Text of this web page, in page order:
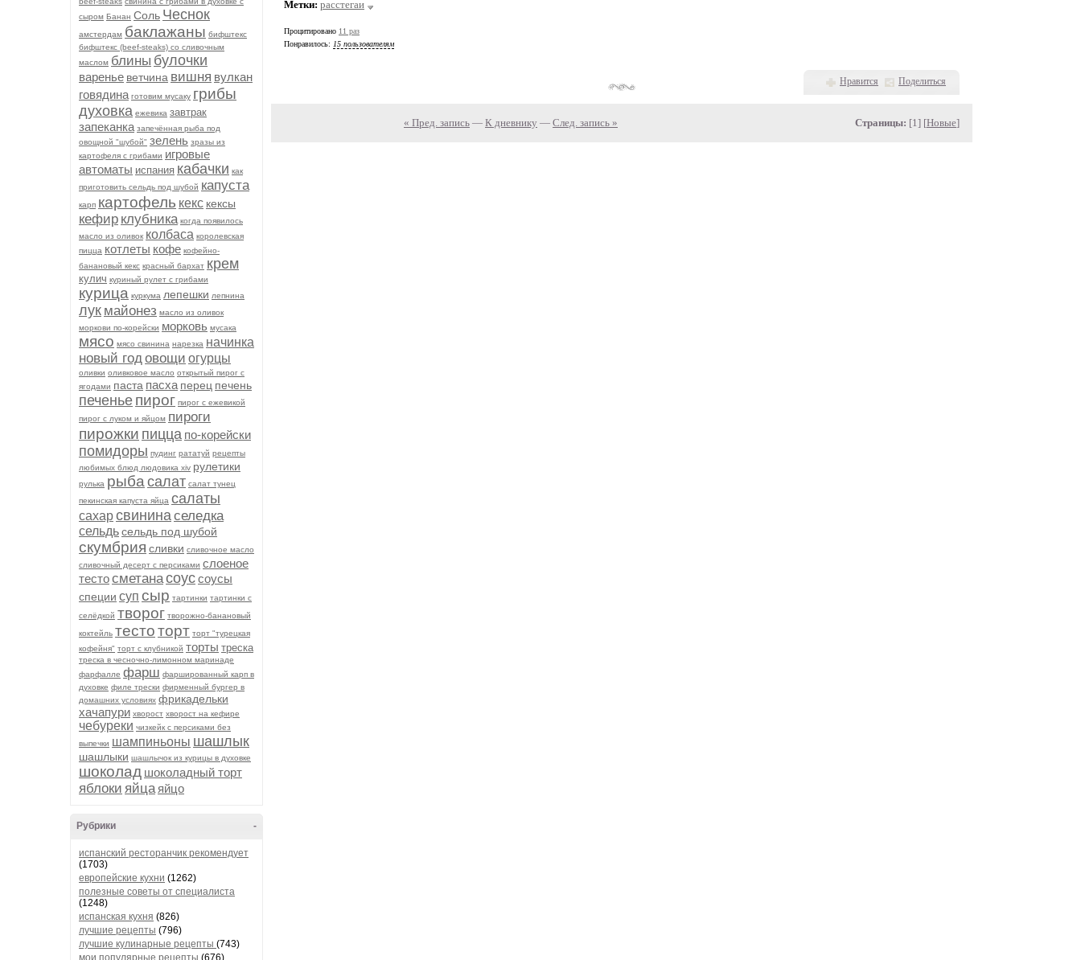
сыром Банан Соль Чеснок
амстердам баклажаны бифштекс
бифштекс (beef-stеаks) со сливочным
маслом блины булочки
варенье ветчина вишня вулкан
говядина готовим мусаку грибы
духовка ежевика завтрак
запеканка запечённая рыба под
овощной "шубой" зелень зразы из
картофеля с грибами игровые
автоматы испания кабачки как
приготовить сельдь под шубой капуста
карп картофель кекс кексы
кефир клубника когда появилось
масло из оливок колбаса королевская
пицца котлеты кофе кофейно-
банановый кекс красный бархат крем
кулич куриный рулет с грибами
курица куркума лепешки лепнина
лук майонез масло из оливок
моркови по-корейски морковь мусака
мясо мясо свинина нарезка начинка
новый годовощи огурцы
оливки оливковое масло открытый пирог с
ягодами паста пасха перец печень
печенье пирог пирог с ежевикой
пирог с луком и яйцом пироги
пирожки пицца по-корейски
помидоры пудинг рататуй рецепты
любимых блюд людовика xiv рулетики
рулька рыба салат салат тунец
пекинская капуста яйца салаты
сахарсвининаселедка
сельдьсельдь под шубой
скумбрия сливки сливочное масло
сливочный десерт с персиками слоеное
тестосметанасоуссоусы
специи суп сыр тартинки тартинки с
селёдкой творог творожно-банановый
коктейль тестоторт торт "турецкая
кофейня" торт с клубникой торты треска
треска в чесночно-лимонном маринаде
фарфалле фарш фаршированный карп в
духовке филе трески фирменный бургер в
домашних условиях фрикадельки
хачапури хворост хворост на кефире
чебуреки чизкейк с персиками без
выпечки шампиньоны шашлык
шашлыки шашлычок из курицы в духовке
шоколад шоколадный торт
яблоки яйца яйцо
-
Рубрики
испанский ресторанчик рекомендует
(1703)
европейские кухни (1262)
полезные советы от специалиста
(1248)
испанская кухня (826)
лучшие рецепты (796)
лучшие кулинарные рецепты (743)
мои популярные рецепты (676)
Метки: расстегаи
Процитировано 11 раз
Понравилось: 15 пользователям
Нравится Поделиться
« Пред. запись — К дневнику — След. запись » Страницы: [1] [Новые]